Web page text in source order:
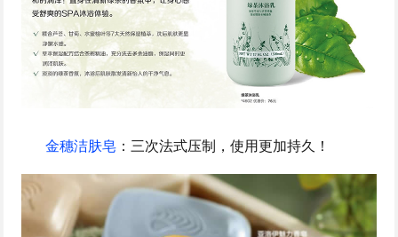
金穗洁肤皂 ：三次法式压制，使用更加持久！